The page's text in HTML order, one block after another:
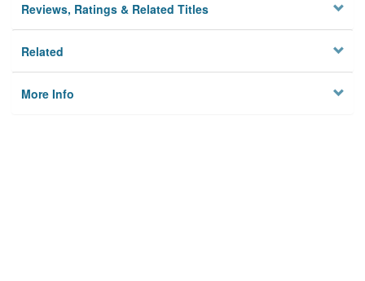
Reviews, Ratings & Related Titles
Related
More Info